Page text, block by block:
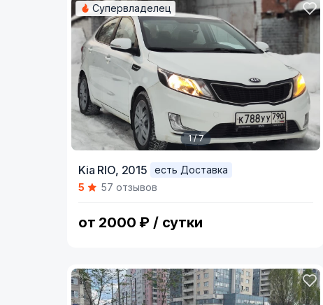
of
Супервладелец
1 / 7
Kia RIO, 2015
есть Доставка
5
57 отзывов
от 2000 ₽ / сутки